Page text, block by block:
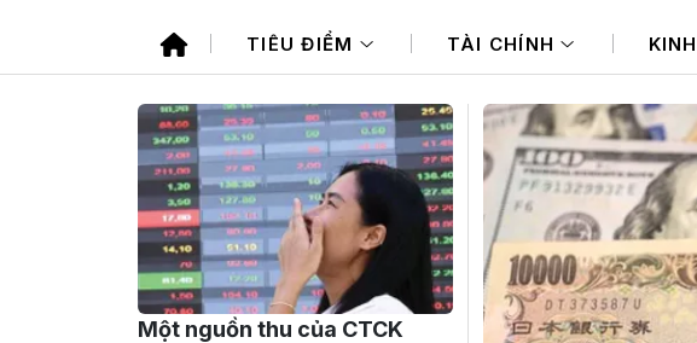
nhóm bất động sản
TIÊU ĐIỂM TÀI CHÍNH
Một nguồn thu của CTCK